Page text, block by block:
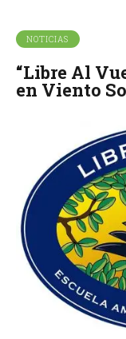
NOTICIAS
“Libre Al
en Viento